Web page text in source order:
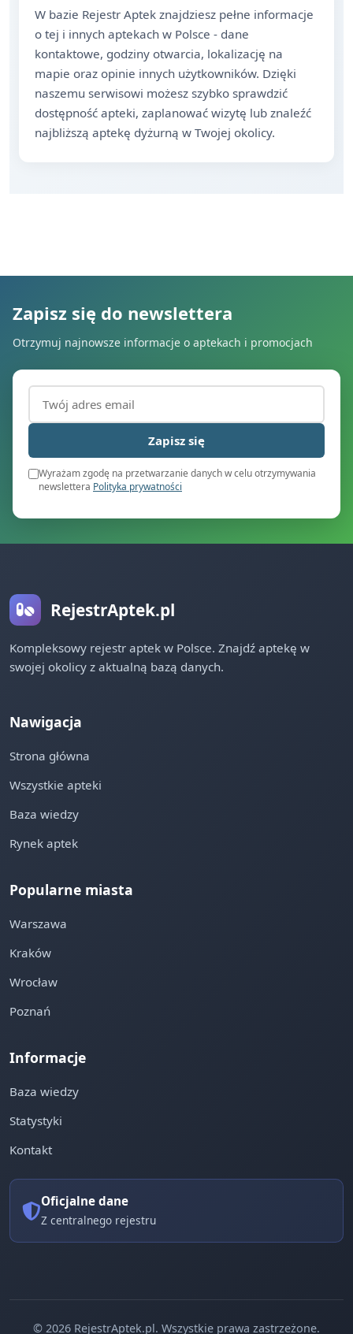
W bazie Rejestr Aptek znajdziesz pełne informacje
o tej i innych aptekach w Polsce - dane
kontaktowe, godziny otwarcia, lokalizację na
mapie oraz opinie innych użytkowników. Dzięki
naszemu serwisowi możesz szybko sprawdzić
dostępność apteki, zaplanować wizytę lub znaleźć
najbliższą aptekę dyżurną w Twojej okolicy.
Zapisz się do newslettera
Otrzymuj najnowsze informacje o aptekach i promocjach
Adres email (wymagany)
Zapisz się
Wyrażam zgodę na przetwarzanie danych w celu otrzymywania
newslettera Polityka prywatności
RejestrAptek.pl
Kompleksowy rejestr aptek w Polsce. Znajdź aptekę w
swojej okolicy z aktualną bazą danych.
Nawigacja
Strona główna
Wszystkie apteki
Baza wiedzy
Rynek aptek
Popularne miasta
Warszawa
Kraków
Wrocław
Poznań
Informacje
Baza wiedzy
Statystyki
Kontakt
Oficjalne dane
Z centralnego rejestru
© 2026 RejestrAptek.pl. Wszystkie prawa zastrzeżone.